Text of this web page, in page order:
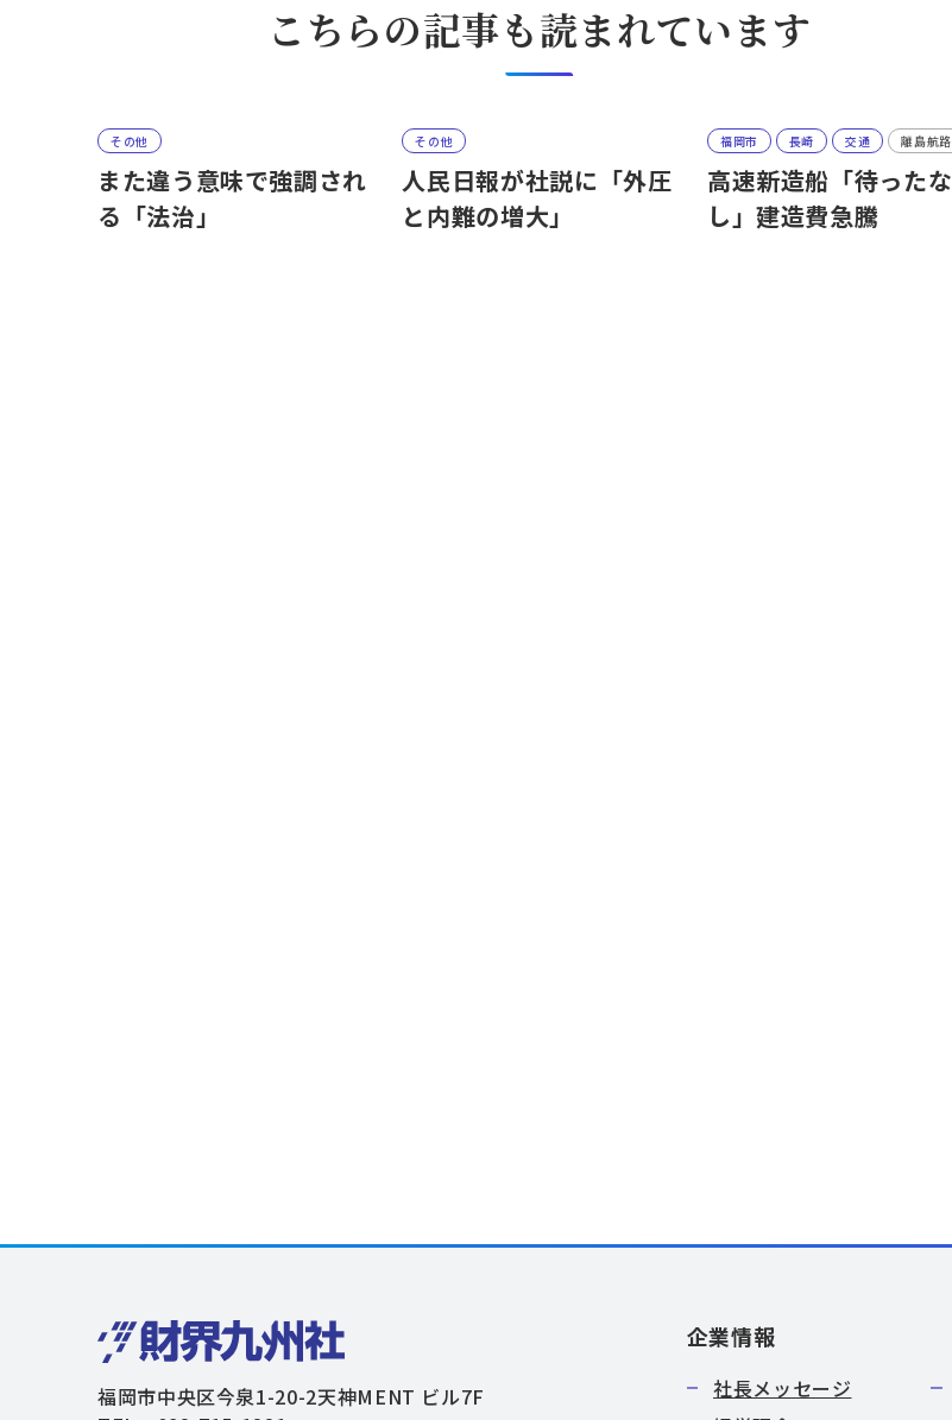
こちらの記事も読まれています
その他
また違う意味で強調され
る「法治」
その他
人民日報が社説に「外圧
と内難の増大」
福岡市 長崎 交通 離島航路
高速新造船「待ったな
し」建造費急騰
福岡市中央区今泉1-20-2天神MENT ビル7F
企業情報
社長メッセージ